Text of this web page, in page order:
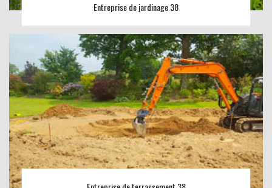
Entreprise de jardinage 38